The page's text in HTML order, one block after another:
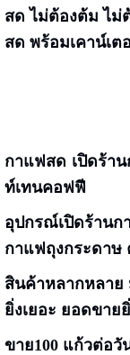
สด ไม่ต้องต้ม ไม่
สด พร้อมเคาน์
กาแฟสด เปิดร้า
ท์เทนคอฟฟี
อุปกรณ์เปิดร้านก
กาแฟถุงกระดาษ
สินค้าหลากหลาย
ยิ่งเยอะ ยอดขาย
ขาย100 แก้วต่อวั